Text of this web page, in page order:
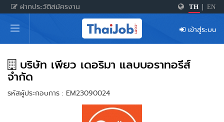
ฝากประวัติสมัครงาน TH EN
หน้าหลัก
ผู้สมัครงาน: เข้าสู่ระบบ
ฝากประวัติสมัครงาน
เกร็ดความรู้
เข้าสู่ระบบ
บริษัท เพียว เดอริมา แลบบอราทอรีส์
จำกัด
รหัสผู้ประกอบการ : EM23090024